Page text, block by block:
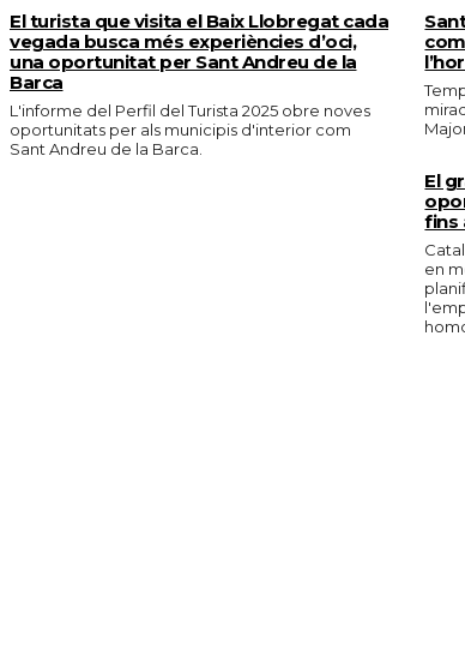
El turista que visita el Baix Llobregat cada
vegada busca més experiències d’oci,
una oportunitat per Sant Andreu de la
Barca
L'informe del Perfil del Turista 2025 obre noves
oportunitats per als municipis d'interior com
Sant Andreu de la Barca.
El
fins
en